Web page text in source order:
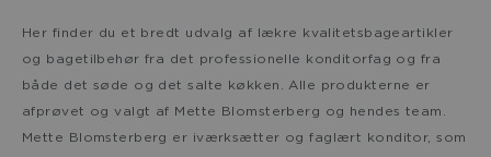
Her finder du et bredt udvalg af lækre kvalitetsbageartikler
og bagetilbehør fra det professionelle konditorfag og fra
både det søde og det salte køkken. Alle produkterne er
afprøvet og valgt af Mette Blomsterberg og hendes team.
Mette Blomsterberg er iværksætter og faglært konditor, som